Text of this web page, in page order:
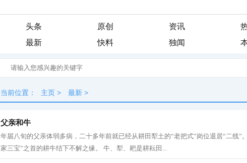
头条 原创 资讯
最新
快料 独闻
当前位置： 主页 > 最新 >
父亲和牛
年届八旬的父亲体弱多病，二十多年前就已经从耕田犁土的“老把式”岗位退居“二线”
家三宝”之首的耕牛结下不解之缘。 牛、犁、耙是耕耘田...